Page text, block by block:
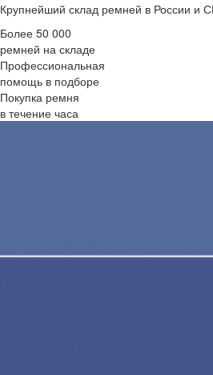
Крупнейший склад ремней в России и
Более 50 000
ремней на складе
Профессиональная
помощь в подборе
Покупка ремня
в течение часа